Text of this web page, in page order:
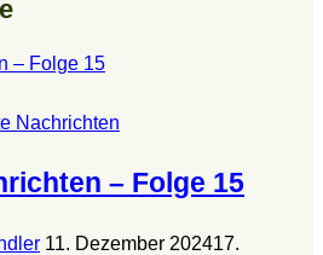
Nachrichten
– Folge 15
11. Dezember 202417.